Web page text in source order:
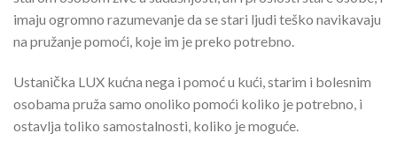
imaju ogromno razumevanje da se stari ljudi teško navikavaju
na pružanje pomoći, koje im je preko potrebno.
Ustanička LUX kućna nega i pomoć u kući, starim i bolesnim
osobama pruža samo onoliko pomoći koliko je potrebno, i
ostavlja toliko samostalnosti, koliko je moguće.